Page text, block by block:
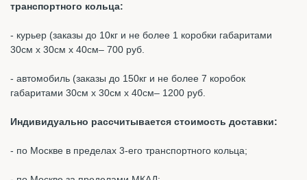
транспортного кольца:
- курьер (заказы до 10кг и не более 1 коробки габаритами
30см х 30см х 40см– 700 руб.
- автомобиль (заказы до 150кг и не более 7 коробок
габаритами 30см х 30см х 40см– 1200 руб.
Индивидуально рассчитывается стоимость доставки:
- по Москве в пределах 3-его транспортного кольца;